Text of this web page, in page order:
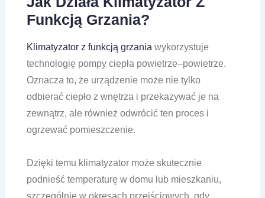
Funkcją Grzania?
Klimatyzator z funkcją grzania wykorzystuje
technologię pompy ciepła powietrze–powietrze.
Oznacza to, że urządzenie może nie tylko
odbierać ciepło z wnętrza i przekazywać je na
zewnątrz, ale również odwrócić ten proces i
ogrzewać pomieszczenie.
Dzięki temu klimatyzator może skutecznie
podnieść temperaturę w domu lub mieszkaniu,
szczególnie w okresach przejściowych, gdy